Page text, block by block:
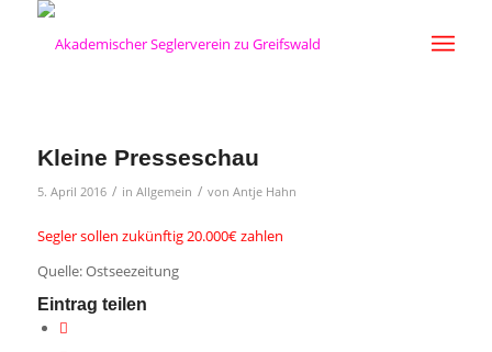
Kleine Presseschau
5. April 2016 / in Allgemein / von Antje Hahn
Segler sollen zukünftig 20.000€ zahlen
Quelle: Ostseezeitung
Eintrag teilen